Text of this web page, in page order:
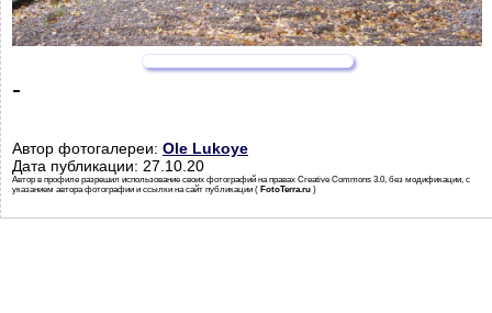
-
Автор фотогалереи: Ole Lukoye
Дата публикации: 27.10.20
Автор в профиле разрешил использование своих фотографий на правах Creative Commons 3.0, без модификации, с
указанием автора фотографии и ссылки на сайт публикации ( FotoTerra.ru )